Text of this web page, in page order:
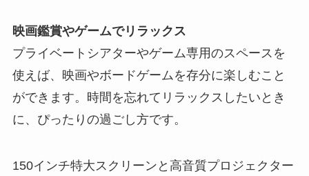
映画鑑賞やゲームでリラックス
プライベートシアターやゲーム専用のスペースを
使えば、映画やボードゲームを存分に楽しむこと
ができます。時間を忘れてリラックスしたいとき
に、ぴったりの過ごし方です。
150インチ特大スクリーンと高音質プロジェクター